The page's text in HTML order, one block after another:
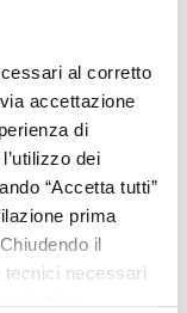
al corretto
accettazione
di
dei
“Accetta tutti”
prima
il
necessari
da imprese